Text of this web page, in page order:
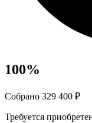
100%
Собрано 329 400 ₽
Требуется